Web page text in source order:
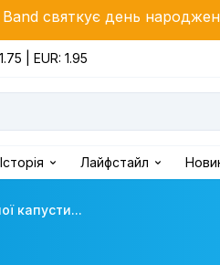
народження на острові
| EUR: 1.95
Історія Лайфстайл
капусти...